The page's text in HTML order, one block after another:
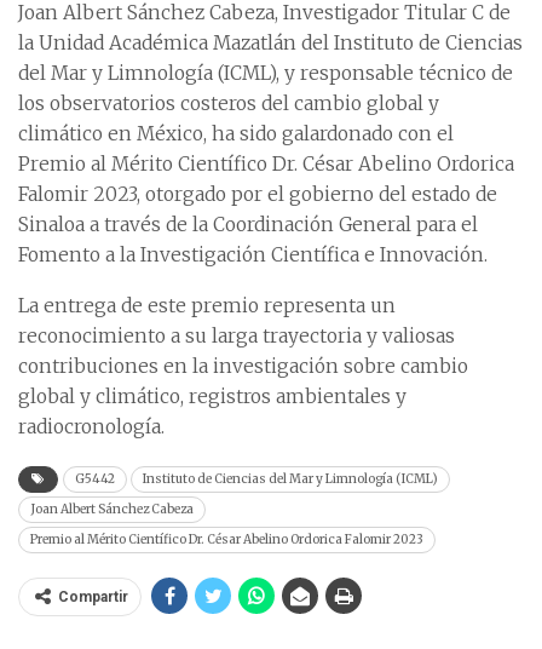
Joan Albert Sánchez Cabeza, Investigador Titular C de
la Unidad Académica Mazatlán del Instituto de Ciencias
del Mar y Limnología (ICML), y responsable técnico de
los observatorios costeros del cambio global y
climático en México, ha sido galardonado con el
Premio al Mérito Científico Dr. César Abelino Ordorica
Falomir 2023, otorgado por el gobierno del estado de
Sinaloa a través de la Coordinación General para el
Fomento a la Investigación Científica e Innovación.
La entrega de este premio representa un
reconocimiento a su larga trayectoria y valiosas
contribuciones en la investigación sobre cambio
global y climático, registros ambientales y
radiocronología.
G5442
Instituto de Ciencias del Mar y Limnología (ICML)
Joan Albert Sánchez Cabeza
Premio al Mérito Científico Dr. César Abelino Ordorica Falomir 2023
Compartir